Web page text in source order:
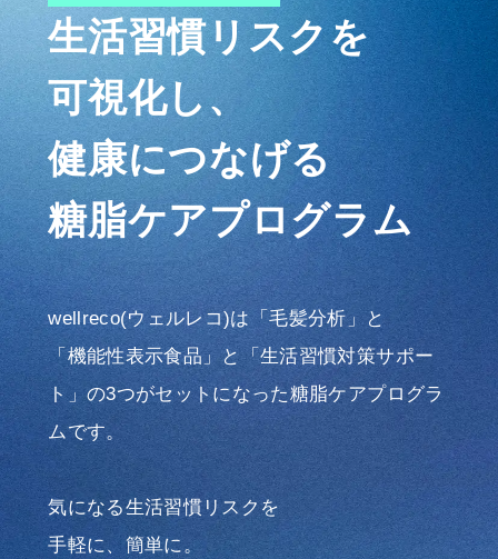
生活習慣リスクを
可視化し、
健康につなげる
糖脂ケアプログラム
wellreco(ウェルレコ)は「毛髪分析」と
「機能性表示食品」と「生活習慣対策サポー
ト」の3つがセットになった糖脂ケアプログラ
ムです。
気になる生活習慣リスクを
手軽に、簡単に。